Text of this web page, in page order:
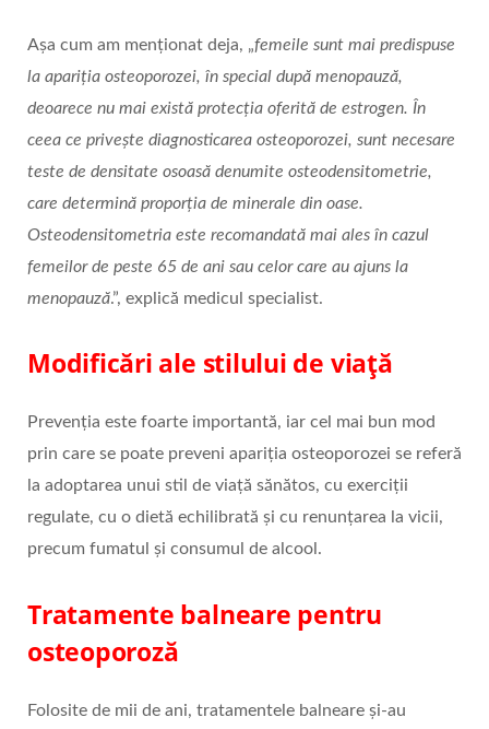
Așa cum am menționat deja, „femeile sunt mai predispuse
la apariția osteoporozei, în special după menopauză,
deoarece nu mai există protecția oferită de estrogen. În
ceea ce privește diagnosticarea osteoporozei, sunt necesare
teste de densitate osoasă denumite osteodensitometrie,
care determină proporția de minerale din oase.
Osteodensitometria este recomandată mai ales în cazul
femeilor de peste 65 de ani sau celor care au ajuns la
menopauză.”, explică medicul specialist.
Modificări ale stilului de viață
Prevenția este foarte importantă, iar cel mai bun mod
prin care se poate preveni apariția osteoporozei se referă
la adoptarea unui stil de viață sănătos, cu exerciții
regulate, cu o dietă echilibrată și cu renunțarea la vicii,
precum fumatul și consumul de alcool.
Tratamente balneare pentru
osteoporoză
Folosite de mii de ani, tratamentele balneare și-au